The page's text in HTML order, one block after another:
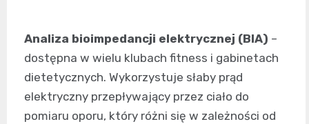
Analiza bioimpedancji elektrycznej (BIA) –
dostępna w wielu klubach fitness i gabinetach
dietetycznych. Wykorzystuje słaby prąd
elektryczny przepływający przez ciało do
pomiaru oporu, który różni się w zależności od